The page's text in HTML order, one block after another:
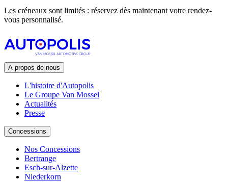
Les créneaux sont limités : réservez dès maintenant votre rendez-
vous personnalisé.
A propos de nous
L'histoire d'Autopolis
Le Groupe Van Mossel
Actualités
Presse
Concessions
Nos Concessions
Bertrange
Esch-sur-Alzette
Niederkorn